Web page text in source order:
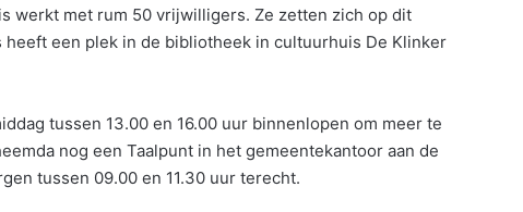
werkt met rum 50 vrijwilligers. Ze zetten zich op dit
een plek in de bibliotheek in cultuurhuis De Klinker
tussen 13.00 en 16.00 uur binnenlopen om meer te
nog een Taalpunt in het gemeentekantoor aan de
tussen 09.00 en 11.30 uur terecht.